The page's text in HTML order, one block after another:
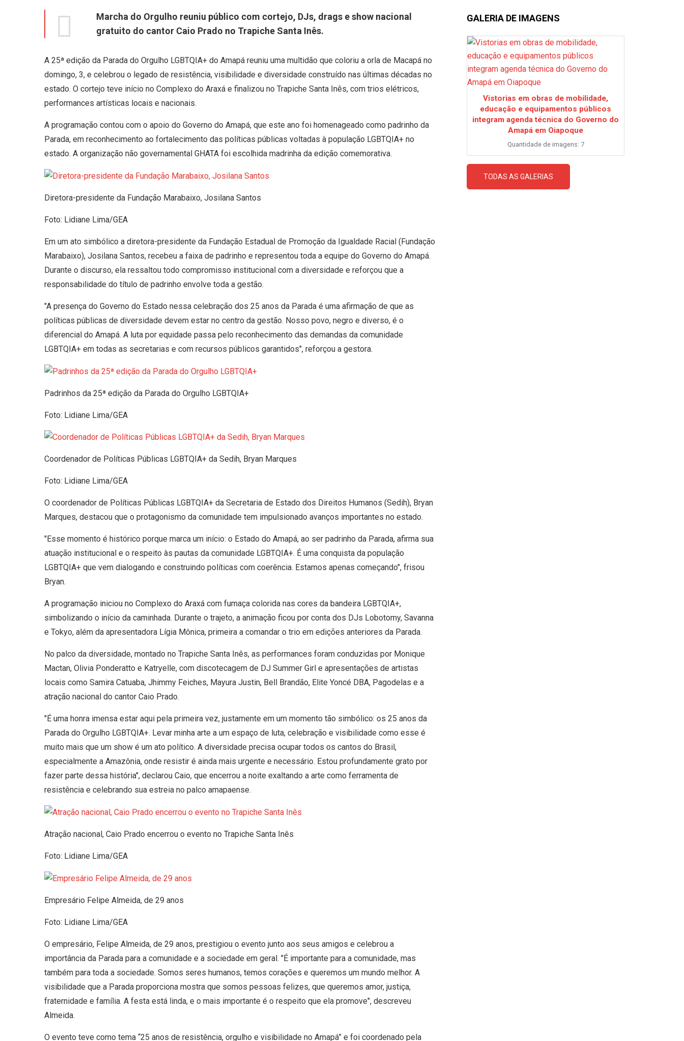
Marcha do Orgulho reuniu público com cortejo, DJs, drags e show nacional
gratuito do cantor Caio Prado no Trapiche Santa Inês.
A 25ª edição da Parada do Orgulho LGBTQIA+ do Amapá reuniu uma multidão que coloriu a orla de Macapá no
domingo, 3, e celebrou o legado de resistência, visibilidade e diversidade construído nas últimas décadas no
estado. O cortejo teve início no Complexo do Araxá e finalizou no Trapiche Santa Inês, com trios elétricos,
performances artísticas locais e nacionais.
A programação contou com o apoio do Governo do Amapá, que este ano foi homenageado como padrinho da
Parada, em reconhecimento ao fortalecimento das políticas públicas voltadas à população LGBTQIA+ no
estado. A organização não governamental GHATA foi escolhida madrinha da edição comemorativa.
Diretora-presidente da Fundação Marabaixo, Josilana Santos
Foto: Lidiane Lima/GEA
Em um ato simbólico a diretora-presidente da Fundação Estadual de Promoção da Igualdade Racial (Fundação
Marabaixo), Josilana Santos, recebeu a faixa de padrinho e representou toda a equipe do Governo do Amapá.
Durante o discurso, ela ressaltou todo compromisso institucional com a diversidade e reforçou que a
responsabilidade do título de padrinho envolve toda a gestão.
"A presença do Governo do Estado nessa celebração dos 25 anos da Parada é uma afirmação de que as
políticas públicas de diversidade devem estar no centro da gestão. Nosso povo, negro e diverso, é o
diferencial do Amapá. A luta por equidade passa pelo reconhecimento das demandas da comunidade
LGBTQIA+ em todas as secretarias e com recursos públicos garantidos", reforçou a gestora.
Padrinhos da 25ª edição da Parada do Orgulho LGBTQIA+
Foto: Lidiane Lima/GEA
Coordenador de Políticas Públicas LGBTQIA+ da Sedih, Bryan Marques
Foto: Lidiane Lima/GEA
O coordenador de Políticas Públicas LGBTQIA+ da Secretaria de Estado dos Direitos Humanos (Sedih), Bryan
Marques, destacou que o protagonismo da comunidade tem impulsionado avanços importantes no estado.
"Esse momento é histórico porque marca um início: o Estado do Amapá, ao ser padrinho da Parada, afirma sua
atuação institucional e o respeito às pautas da comunidade LGBTQIA+. É uma conquista da população
LGBTQIA+ que vem dialogando e construindo políticas com coerência. Estamos apenas começando", frisou
Bryan.
A programação iniciou no Complexo do Araxá com fumaça colorida nas cores da bandeira LGBTQIA+,
simbolizando o início da caminhada. Durante o trajeto, a animação ficou por conta dos DJs Lobotomy, Savanna
e Tokyo, além da apresentadora Lígia Mônica, primeira a comandar o trio em edições anteriores da Parada.
No palco da diversidade, montado no Trapiche Santa Inês, as performances foram conduzidas por Monique
Mactan, Olivia Ponderatto e Katryelle, com discotecagem de DJ Summer Girl e apresentações de artistas
locais como Samira Catuaba, Jhimmy Feiches, Mayura Justin, Bell Brandão, Elite Yoncé DBA, Pagodelas e a
atração nacional do cantor Caio Prado.
"É uma honra imensa estar aqui pela primeira vez, justamente em um momento tão simbólico: os 25 anos da
Parada do Orgulho LGBTQIA+. Levar minha arte a um espaço de luta, celebração e visibilidade como esse é
muito mais que um show é um ato político. A diversidade precisa ocupar todos os cantos do Brasil,
especialmente a Amazônia, onde resistir é ainda mais urgente e necessário. Estou profundamente grato por
fazer parte dessa história", declarou Caio, que encerrou a noite exaltando a arte como ferramenta de
resistência e celebrando sua estreia no palco amapaense.
Atração nacional, Caio Prado encerrou o evento no Trapiche Santa Inês
Foto: Lidiane Lima/GEA
Empresário Felipe Almeida, de 29 anos
Foto: Lidiane Lima/GEA
O empresário, Felipe Almeida, de 29 anos, prestigiou o evento junto aos seus amigos e celebrou a
importância da Parada para a comunidade e a sociedade em geral. "É importante para a comunidade, mas
também para toda a sociedade. Somos seres humanos, temos corações e queremos um mundo melhor. A
visibilidade que a Parada proporciona mostra que somos pessoas felizes, que queremos amor, justiça,
fraternidade e família. A festa está linda, e o mais importante é o respeito que ela promove", descreveu
Almeida.
O evento teve como tema “25 anos de resistência, orgulho e visibilidade no Amapá” e foi coordenado pela
GALERIA DE IMAGENS
Vistorias em obras de mobilidade,
educação e equipamentos públicos
integram agenda técnica do Governo do
Amapá em Oiapoque
Quantidade de imagens: 7
TODAS AS GALERIAS